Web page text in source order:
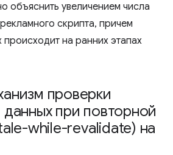
объяснить увеличением числа
скрипта, причем
происходит на ранних этапах
проверки
данных при повторной
while-revalidate) на